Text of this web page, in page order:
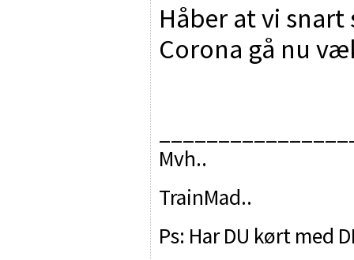
Håber at vi
Corona gå nu
Mvh..
TrainMad..
Ps: Har DU kørt med